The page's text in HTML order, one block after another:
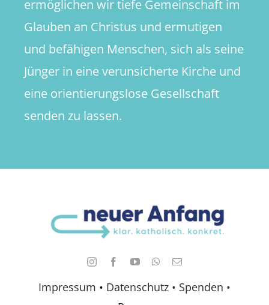
Impressum • Datenschutz • Spenden •
ermöglichen wir tiefe Gemeinschaft im
Glauben an Christus und ermutigen
und befähigen Menschen, sich als seine
Jünger in eine verunsicherte Kirche und
eine orientierungslose Gesellschaft
senden zu lassen.